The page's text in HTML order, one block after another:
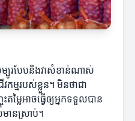
ម្បូរបែបនិងវាសំខាន់ណាស់
កម្មរបស់ខ្លួន។ មិនថាជា
ម្លៃអាចធ្វើឲ្យអ្នកទទួលបាន
ានស្រាប់។